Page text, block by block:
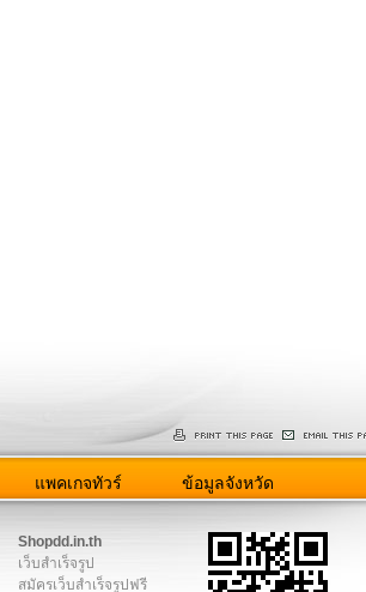
แพคเกจทัวร์ ข้อมูลจังหวัด
Shopdd.in.th
เว็บสำเร็จรูป
สมัครเว็บสำเร็จรูปฟรี